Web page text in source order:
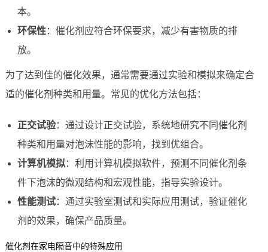
本。
环保性：催化剂应符合环保要求，减少有害物质的排
放。
为了达到佳的催化效果，通常需要通过实验和模拟来确定合
适的催化剂种类和用量。常见的优化方法包括：
正交试验：通过设计正交试验，系统地研究不同催化剂
种类和用量对泡沫性能的影响，找到优组合。
计算机模拟：利用计算机模拟软件，预测不同催化剂条
件下泡沫的微观结构和宏观性能，指导实验设计。
性能测试：通过实验室测试和实际应用测试，验证催化
剂的效果，确保产品质量。
催化剂在家电隔音中的特殊应用